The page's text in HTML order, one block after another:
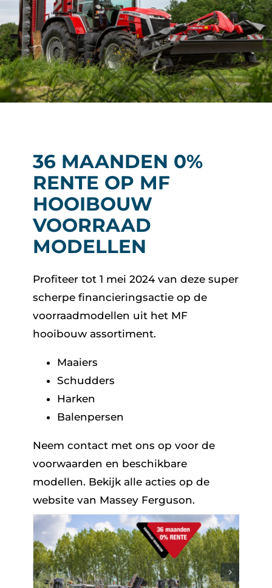
Over ons
Vacatures
Kramp Online Service
36 MAANDEN 0%
RENTE OP MF
HOOIBOUW
VOORRAAD
MODELLEN
Profiteer tot 1 mei 2024 van deze super
scherpe financieringsactie op de
voorraadmodellen uit het MF
hooibouw assortiment.
Maaiers
Schudders
Harken
Balenpersen
Neem contact met ons op voor de
voorwaarden en beschikbare
modellen. Bekijk alle acties op de
website van Massey Ferguson.